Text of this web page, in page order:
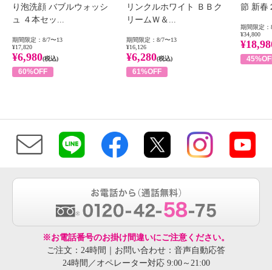
り泡洗顔 バブルウォッシ
ュ ４本セッ...
期間限定：8/7〜13
¥17,820
¥6,980(税込)
60%OFF
リンクルホワイト ＢＢク
リームＷ＆...
期間限定：8/7〜13
¥16,126
¥6,280(税込)
61%OFF
節 新春
期間限定：
¥34,800
※お電話番号のお掛け間違いにご注意ください。
ご注文：24時間｜お問い合わせ：音声自動応答
24時間／オペレーター対応 9:00～21:00